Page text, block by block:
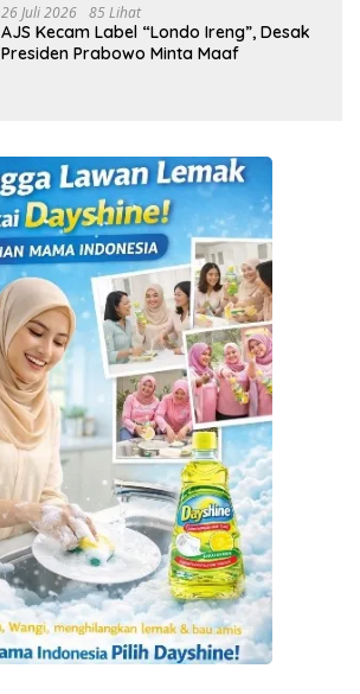
26 Juli 2026 85 Lihat
AJS Kecam Label “Londo Ireng”, Desak
Presiden Prabowo Minta Maaf